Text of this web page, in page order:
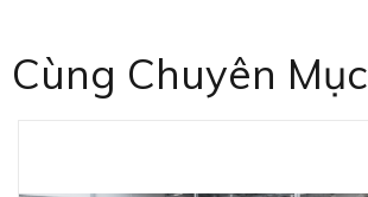
Cùng Chuyên Mục